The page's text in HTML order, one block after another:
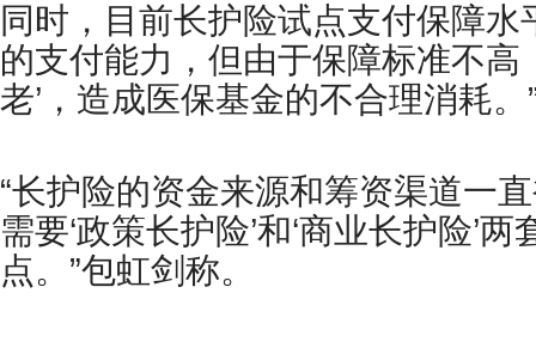
同时，目前长护险试点支付保障
的支付能力，但由于保障标准不
老’，造成医保基金的不合理消耗
“长护险的资金来源和筹资渠道一
需要‘政策长护险’和‘商业长护险’
点。”包虹剑称。